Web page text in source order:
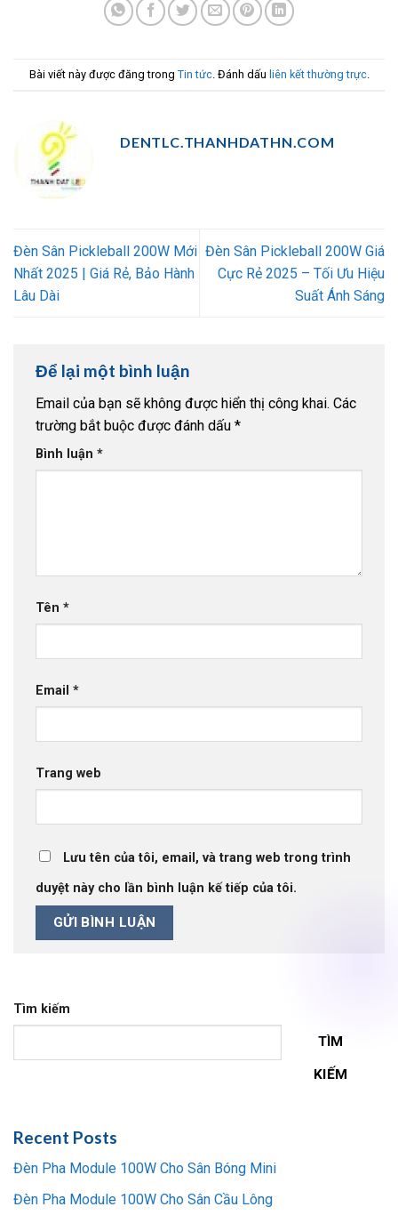
Bài viết này được đăng trong Tin tức. Đánh dấu liên kết thường trực.
DENTLC.THANHDATHN.COM
Đèn Sân Pickleball 200W Mới
Nhất 2025 | Giá Rẻ, Bảo Hành
Lâu Dài
Đèn Sân Pickleball 200W Giá
Cực Rẻ 2025 – Tối Ưu Hiệu
Suất Ánh Sáng
Để lại một bình luận
Email của bạn sẽ không được hiển thị công khai. Các
trường bắt buộc được đánh dấu *
Bình luận *
Tên *
Email *
Trang web
Lưu tên của tôi, email, và trang web trong trình
duyệt này cho lần bình luận kế tiếp của tôi.
Tìm kiếm
TÌM
KIẾM
Recent Posts
Đèn Pha Module 100W Cho Sân Bóng Mini
Đèn Pha Module 100W Cho Sân Cầu Lông